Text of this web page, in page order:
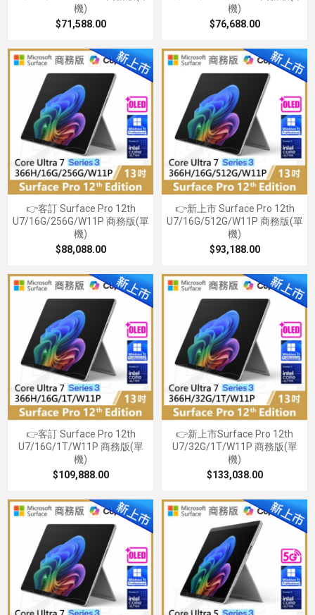
機)
$71,588.00
機)
$76,688.00
👉客訂 Surface Pro 12th
U7/16G/256G/W11P 商務版(單
機)
$88,088.00
👉新上市 Surface Pro 12th
U7/16G/512G/W11P 商務版(單
機)
$93,188.00
👉客訂 Surface Pro 12th
U7/16G/1T/W11P 商務版(單
機)
$109,888.00
👉新上市Surface Pro 12th
U7/32G/1T/W11P 商務版(單
機)
$133,038.00